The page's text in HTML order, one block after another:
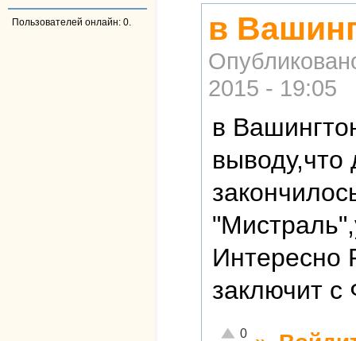
Пользователей онлайн: 0. в
2015 - 19:05
в
выводу,что
Интересно
заключит с
Отлично!
0